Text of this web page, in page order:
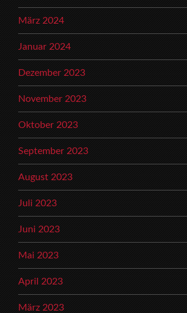
März 2024
Januar 2024
Dezember 2023
November 2023
Oktober 2023
September 2023
August 2023
Juli 2023
Juni 2023
Mai 2023
April 2023
März 2023